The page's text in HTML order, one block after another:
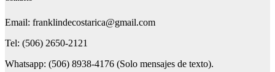
Email: franklindecostarica@gmail.com
Tel: (506) 2650-2121
Whatsapp: (506) 8938-4176 (Solo mensajes de texto).